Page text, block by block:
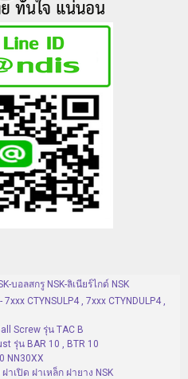
บอลสกรู NSK-ลิเนียร์ไกด์ NSK
CTYNSULP4 , 7xxx CTYNDULP4 ,
Screw รุ่น TAC B
รุ่น BAR 10 , BTR 10
NN30XX
าเปิด ฝาเหล็ก ฝายาง NSK